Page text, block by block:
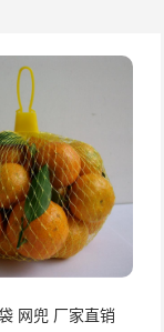
金属网套 生